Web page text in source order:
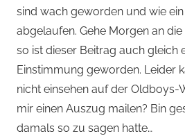
sind wach geworden und wie
abgelaufen. Gehe Morgen an
so ist dieser Beitrag auch gleich
Einstimmung geworden. Leider
nicht einsehen auf der Oldboys-
mir einen Auszug mailen? Bin
damals so zu sagen hatte…